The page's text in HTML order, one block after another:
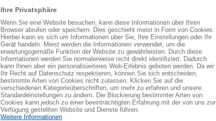
Ihre Privatsphäre
Wenn Sie eine Website besuchen, kann diese Informationen über Ihren
Browser abrufen oder speichern. Dies geschieht meist in Form von Cookies.
Hierbei kann es sich um Informationen über Sie, Ihre Einstellungen oder Ihr
Gerät handeln. Meist werden die Informationen verwendet, um die
erwartungsgemäße Funktion der Website zu gewährleisten. Durch diese
Informationen werden Sie normalerweise nicht direkt identifiziert. Dadurch
kann Ihnen aber ein personalisierteres Web-Erlebnis geboten werden. Da wir
Ihr Recht auf Datenschutz respektieren, können Sie sich entscheiden,
bestimmte Arten von Cookies nicht zulassen. Klicken Sie auf die
verschiedenen Kategorieüberschriften, um mehr zu erfahren und unsere
Standardeinstellungen zu ändern. Die Blockierung bestimmter Arten von
Cookies kann jedoch zu einer beeinträchtigten Erfahrung mit der von uns zur
Verfügung gestellten Website und Dienste führen.
Weitere Informationen